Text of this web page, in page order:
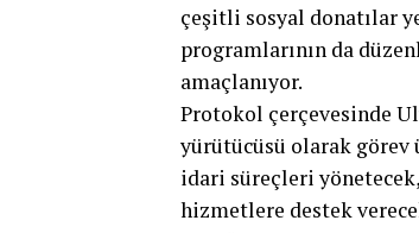
çeşitli sosyal donatılar
programlarının da
amaçlanıyor.
Protokol çerçevesinde
yürütücüsü olarak görev
idari süreçleri
hizmetlere destek